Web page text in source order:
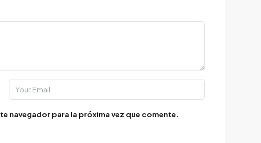
navegador para la próxima vez que comente.